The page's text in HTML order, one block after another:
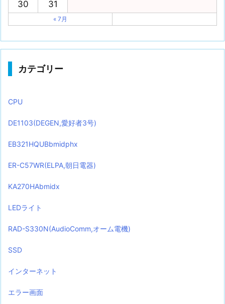
30
31
« 7月
カテゴリー
CPU
DE1103(DEGEN,愛好者3号)
EB321HQUBbmidphx
ER-C57WR(ELPA,朝日電器)
KA270HAbmidx
LEDライト
RAD-S330N(AudioComm,オーム電機)
SSD
インターネット
エラー画面